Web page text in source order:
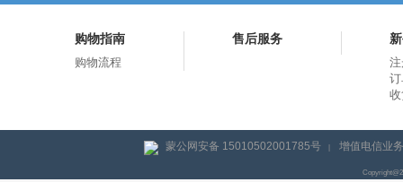
购物指南
购物流程
售后服务
蒙公网安备 15010502001785号 | 增值电信业